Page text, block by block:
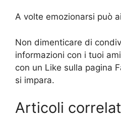
A volte emozionarsi può
Non dimenticare di
informazioni con i tuoi
con un Like sulla pagina
si impara.
Articoli